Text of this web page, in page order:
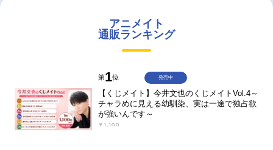
アニメイト
通販ランキング
第1位
【くじメイト】今井文也のくじメイトVol.4～
チャラめに見える幼馴染、実は一途で独占欲
が強いんです～
￥1,100
発売中